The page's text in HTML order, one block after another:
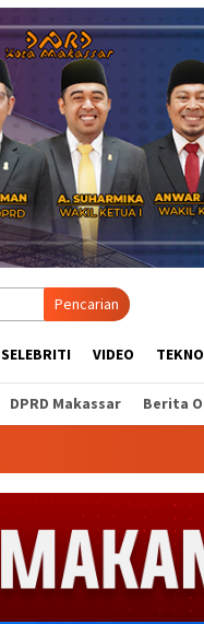
Pencarian
SELEBRITI VIDEO
DPRD Makassar Berita